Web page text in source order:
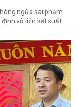
ngừa sai phạm
và liên kết xuất